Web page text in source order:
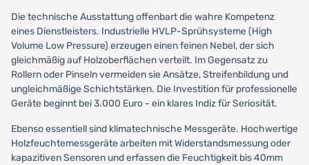
Die technische Ausstattung offenbart die wahre Kompetenz
eines Dienstleisters. Industrielle HVLP-Sprühsysteme (High
Volume Low Pressure) erzeugen einen feinen Nebel, der sich
gleichmäßig auf Holzoberflächen verteilt. Im Gegensatz zu
Rollern oder Pinseln vermeiden sie Ansätze, Streifenbildung und
ungleichmäßige Schichtstärken. Die Investition für professionelle
Geräte beginnt bei 3.000 Euro - ein klares Indiz für Seriosität.
Ebenso essentiell sind klimatechnische Messgeräte. Hochwertige
Holzfeuchtemessgeräte arbeiten mit Widerstandsmessung oder
kapazitiven Sensoren und erfassen die Feuchtigkeit bis 40mm